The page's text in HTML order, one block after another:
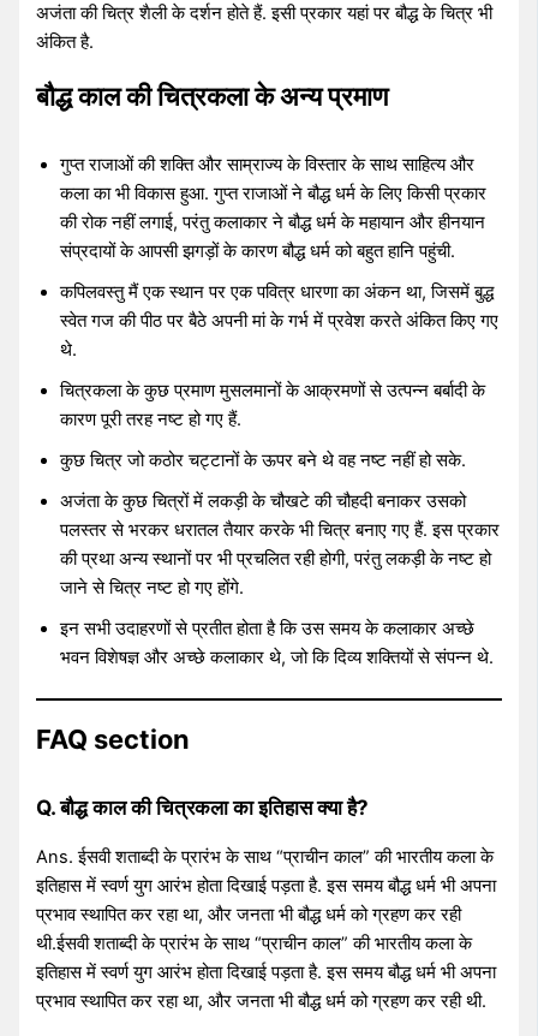
अजंता की चित्र शैली के दर्शन होते हैं. इसी प्रकार यहां पर बौद्ध के चित्र भी
अंकित है.
बौद्ध काल की चित्रकला के अन्य प्रमाण
गुप्त राजाओं की शक्ति और साम्राज्य के विस्तार के साथ साहित्य और
कला का भी विकास हुआ. गुप्त राजाओं ने बौद्ध धर्म के लिए किसी प्रकार
की रोक नहीं लगाई, परंतु कलाकार ने बौद्ध धर्म के महायान और हीनयान
संप्रदायों के आपसी झगड़ों के कारण बौद्ध धर्म को बहुत हानि पहुंची.
कपिलवस्तु मैं एक स्थान पर एक पवित्र धारणा का अंकन था, जिसमें बुद्ध
स्वेत गज की पीठ पर बैठे अपनी मां के गर्भ में प्रवेश करते अंकित किए गए
थे.
चित्रकला के कुछ प्रमाण मुसलमानों के आक्रमणों से उत्पन्न बर्बादी के
कारण पूरी तरह नष्ट हो गए हैं.
कुछ चित्र जो कठोर चट्टानों के ऊपर बने थे वह नष्ट नहीं हो सके.
अजंता के कुछ चित्रों में लकड़ी के चौखटे की चौहदी बनाकर उसको
पलस्तर से भरकर धरातल तैयार करके भी चित्र बनाए गए हैं. इस प्रकार
की प्रथा अन्य स्थानों पर भी प्रचलित रही होगी, परंतु लकड़ी के नष्ट हो
जाने से चित्र नष्ट हो गए होंगे.
इन सभी उदाहरणों से प्रतीत होता है कि उस समय के कलाकार अच्छे
भवन विशेषज्ञ और अच्छे कलाकार थे, जो कि दिव्य शक्तियों से संपन्न थे.
FAQ section
Q. बौद्ध काल की चित्रकला का इतिहास क्या है?
Ans. ईसवी शताब्दी के प्रारंभ के साथ “प्राचीन काल” की भारतीय कला के
इतिहास में स्वर्ण युग आरंभ होता दिखाई पड़ता है. इस समय बौद्ध धर्म भी अपना
प्रभाव स्थापित कर रहा था, और जनता भी बौद्ध धर्म को ग्रहण कर रही
थी.ईसवी शताब्दी के प्रारंभ के साथ “प्राचीन काल” की भारतीय कला के
इतिहास में स्वर्ण युग आरंभ होता दिखाई पड़ता है. इस समय बौद्ध धर्म भी अपना
प्रभाव स्थापित कर रहा था, और जनता भी बौद्ध धर्म को ग्रहण कर रही थी.